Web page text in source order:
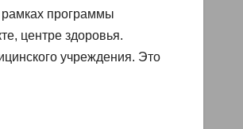
программы
центре здоровья.
учреждения. Это